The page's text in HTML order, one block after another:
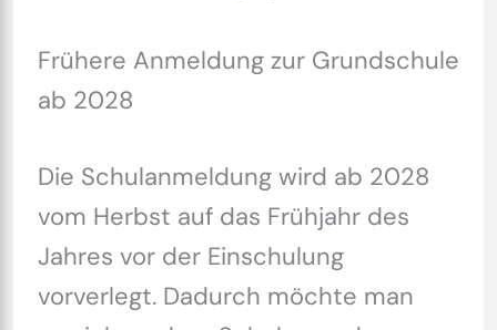
Frühere Anmeldung zur Grundschule
ab 2028
Die Schulanmeldung wird ab 2028
vom Herbst auf das Frühjahr des
Jahres vor der Einschulung
vorverlegt. Dadurch möchte man